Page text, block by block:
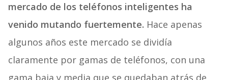
mercado de los teléfonos inteligentes ha
venido mutando fuertemente. Hace apenas
algunos años este mercado se dividía
claramente por gamas de teléfonos, con una